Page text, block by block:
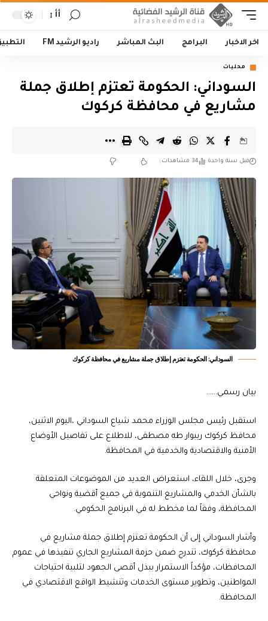
أأ
اخر الاخبار البرامج البث المباشر راديو الرشيد FM
محليات
السوداني: الحكومة تعتزم إطلاق جملة
مشاريع في محافظة كركوك
قبل سنة واحدة 34 مشاهدات
السوداني: الحكومة تعتزم إطلاق جملة مشاريع في محافظة كركوك
بيان رسمي……
استقبل رئيس مجلس الوزراء محمد شياع السوداني ،اليوم الاثنين،
محافظ كركوك ريبوار طه مصطفى، للاطلاع على تفاصيل الأوضاع
الأمنية والاقتصادية والخدمية في المحافظة.
وجرى، خلال اللقاء، استعراض العديد من الموضوعات المتعلقة
بالشأن الخدمي والمشاريع التنموية في جميع أقضية ونواحي
المحافظة، وفقاً لما مخطط له في البرنامج الحكومي.
وأشار السوداني إلى أن الحكومة تعتزم إطلاق جملة مشاريع في
محافظة كركوك، تندرج ضمن حزمة المشاريع الجاري تنفيذها في عموم
المحافظات، مؤكداً الاستمرار ببذل أقصى الجهود لتلبية احتياجات
المواطنين، وتطوير مستوى الخدمات وتنشيط الواقع الاقتصادي في
المحافظة.